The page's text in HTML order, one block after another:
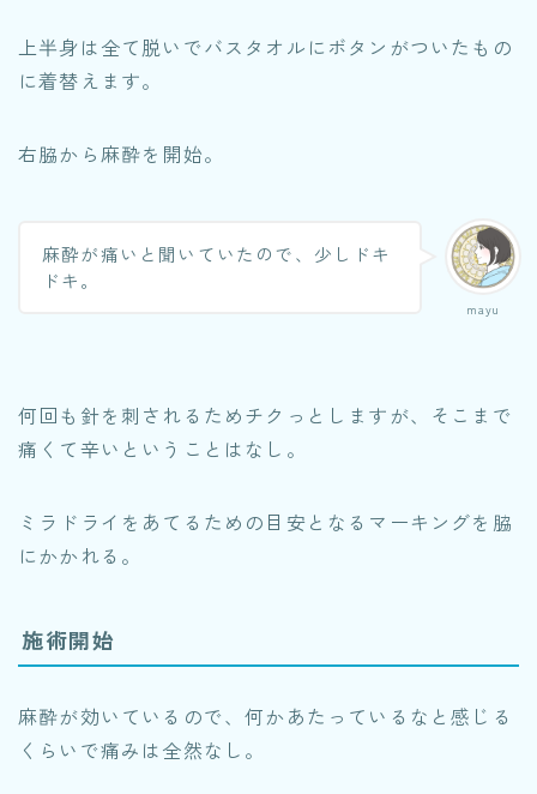
上半身は全て脱いでバスタオルにボタンがついたもの
に着替えます。
右脇から麻酔を開始。
mayu
麻酔が痛いと聞いていたので、少しドキ
ドキ。
何回も針を刺されるためチクっとしますが、そこまで
痛くて辛いということはなし。
ミラドライをあてるための目安となるマーキングを脇
にかかれる。
施術開始
麻酔が効いているので、何かあたっているなと感じる
くらいで痛みは全然なし。